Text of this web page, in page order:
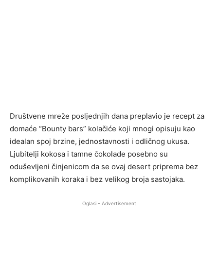
Društvene mreže posljednjih dana preplavio je recept za
domaće “Bounty bars” kolačiće koji mnogi opisuju kao
idealan spoj brzine, jednostavnosti i odličnog ukusa.
Ljubitelji kokosa i tamne čokolade posebno su
oduševljeni činjenicom da se ovaj desert priprema bez
komplikovanih koraka i bez velikog broja sastojaka.
Oglasi - Advertisement